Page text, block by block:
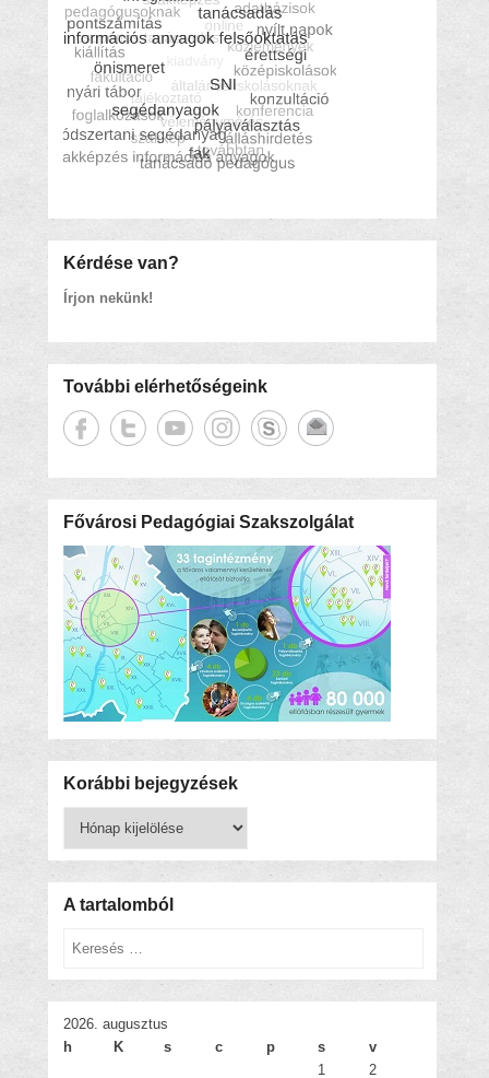
Kérdése van?
Írjon nekünk!
További elérhetőségeink
Fővárosi Pedagógiai Szakszolgálat
Korábbi bejegyzések
bejegyzések
A tartalomból
Keresés
2026. augusztus
h
K s c p s
v
1
2